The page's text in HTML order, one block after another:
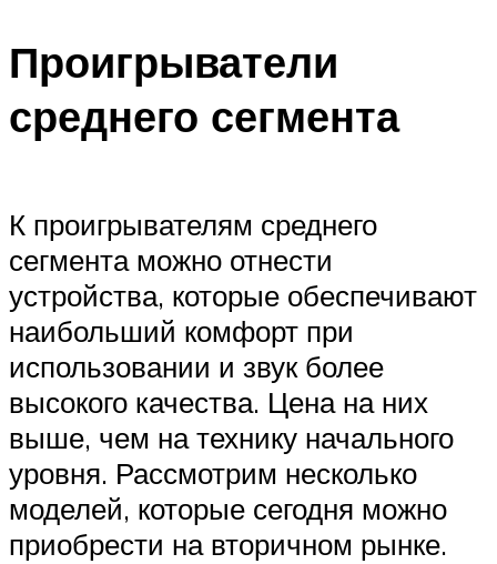
Проигрыватели
среднего сегмента
К проигрывателям среднего
сегмента можно отнести
устройства, которые обеспечивают
наибольший комфорт при
использовании и звук более
высокого качества. Цена на них
выше, чем на технику начального
уровня. Рассмотрим несколько
моделей, которые сегодня можно
приобрести на вторичном рынке.